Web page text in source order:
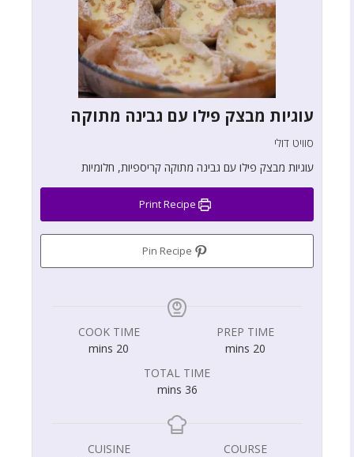
עוגיות מבצק פילו עם גבינה מתוקה
סוויט דולי
עוגיות מבצק פילו עם גבינה מתוקה קריספיות, חלומיות
PREP TIME
20
mins
COOK TIME
20
mins
TOTAL TIME
36
mins
COURSE
CUISINE